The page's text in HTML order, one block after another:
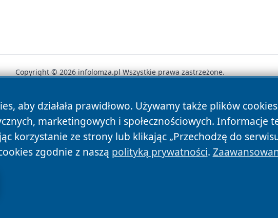
aby działała prawidłowo. Używamy także plików
marketingowych i społecznościowych. Informacje
korzystanie ze strony lub klikając „Przechodzę do
zgodnie z naszą polityką prywatności.
Copyright © 2026 infolomza.pl Wszystkie prawa zastrzeżone.
News Autorzy Polityka Prywatności Polityka Cookies